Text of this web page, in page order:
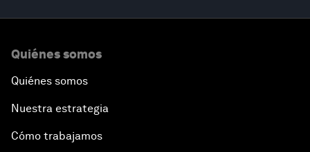
Quiénes somos
Quiénes somos
Nuestra estrategia
Cómo trabajamos